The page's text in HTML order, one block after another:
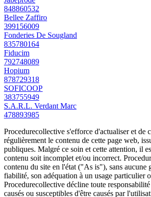
848860532
Bellee Zaffiro
399156009
Fonderies De Sougland
835780164
Fiducim
792748089
Hopium
878729318
SOFICOOP
383755949
S.A.R.L. Verdant Marc
478893985
Procedurecollective s'efforce d'actualiser et de
régulièrement le contenu de cette page web,
publiques. Malgré ce soin et cette attention, il
contenu soit incomplet et/ou incorrect.
contenu du site en l'état ("As is"), sans aucune
fiabilité, son adéquation à un usage particulier
Procedurecollective décline toute
causés ou susceptibles d'être causés par